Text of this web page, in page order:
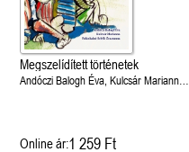
Megszelídített történetek
Andóczi Balogh Éva, Kulcsár Marianna,
Online ár:1 259 Ft